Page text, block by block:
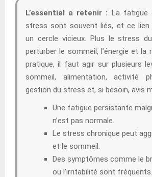
L’essentiel a retenir : La fatigue
stress sont souvent liés, et ce lien
un cercle vicieux. Plus le stress
perturber le sommeil, l’énergie et la
pratique, il faut agir sur plusieurs
sommeil, alimentation, activité
gestion du stress et, si besoin, avis
Une fatigue persistante
n’est pas normale.
Le stress chronique peut
et le sommeil.
Des symptômes comme le
ou l’irritabilité sont fréquents.